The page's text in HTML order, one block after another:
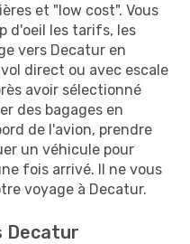
et "low cost". Vous
d'oeil les tarifs, les
vers Decatur en
direct ou avec escale
avoir sélectionné
des bagages en
de l'avion, prendre
un véhicule pour
fois arrivé. Il ne vous
voyage à Decatur.
Decatur